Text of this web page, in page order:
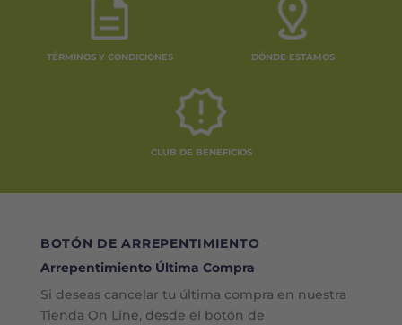
TÉRMINOS Y CONDICIONES DÓNDE ESTAMOS
CLUB DE BENEFICIOS
BOTÓN DE ARREPENTIMIENTO
Arrepentimiento Última Compra
Si deseas cancelar tu última compra en nuestra
Tienda On Line, desde el botón de